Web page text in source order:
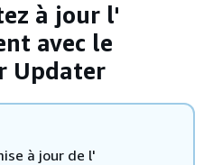
à jour l'
avec le
Updater
à jour de l'